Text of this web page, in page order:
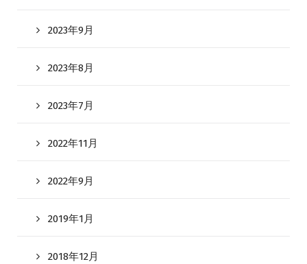
2023年9月
2023年8月
2023年7月
2022年11月
2022年9月
2019年1月
2018年12月